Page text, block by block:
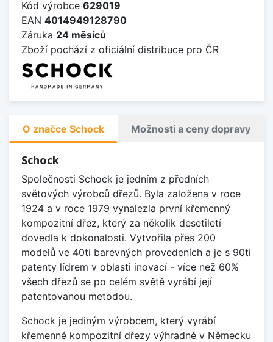
Kód výrobce 629019
EAN 4014949128790
Záruka 24 měsíců
Zboží pochází z oficiální distribuce pro ČR
O značce Schock Možnosti a ceny dopravy
Schock
Společnosti Schock je jedním z předních
světových výrobců dřezů. Byla založena v roce
1924 a v roce 1979 vynalezla první křemenný
kompozitní dřez, který za několik desetiletí
dovedla k dokonalosti. Vytvořila přes 200
modelů ve 40ti barevných provedeních a je s 90ti
patenty lídrem v oblasti inovací - více než 60%
všech dřezů se po celém světě vyrábí její
patentovanou metodou.
Schock je jediným výrobcem, který vyrábí
křemenné kompozitní dřezy výhradně v Německu